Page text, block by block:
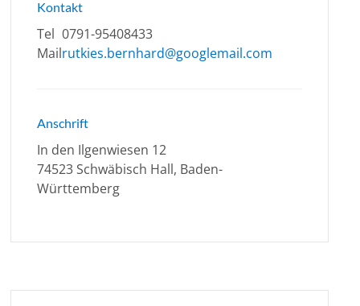
Kontakt
Tel 0791-95408433
Mailrutkies.bernhard@googlemail.com
Anschrift
In den Ilgenwiesen 12
74523 Schwäbisch Hall, Baden-
Württemberg